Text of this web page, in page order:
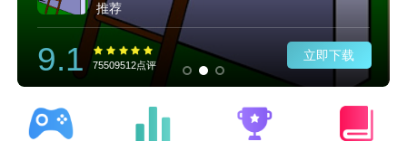
推荐
9.1 75509512点评
立即下载